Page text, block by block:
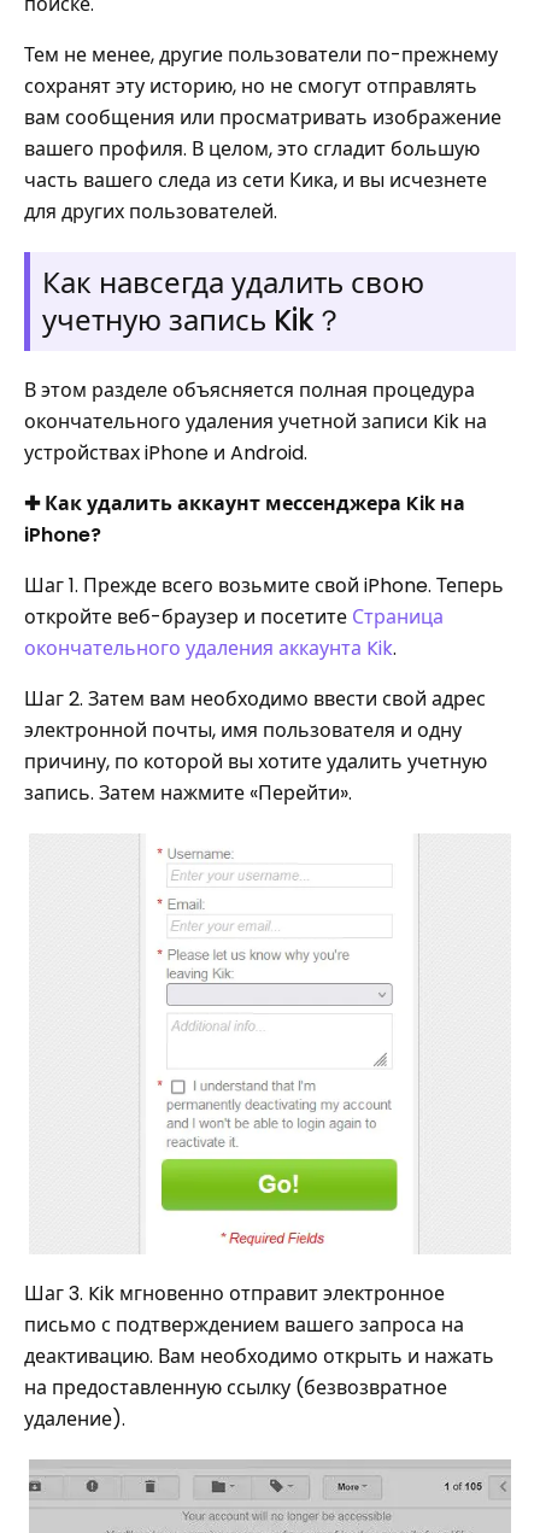
Тем не менее, другие пользователи по-прежнему
сохранят эту историю, но не смогут отправлять
вам сообщения или просматривать изображение
вашего профиля. В целом, это сгладит большую
часть вашего следа из сети Кика, и вы исчезнете
для других пользователей.
Как навсегда удалить свою
учетную запись Kik？
В этом разделе объясняется полная процедура
окончательного удаления учетной записи Kik на
устройствах iPhone и Android.
✚ Как удалить аккаунт мессенджера Kik на
iPhone?
Шаг 1. Прежде всего возьмите свой iPhone. Теперь
откройте веб-браузер и посетите Страница
окончательного удаления аккаунта Kik.
Шаг 2. Затем вам необходимо ввести свой адрес
электронной почты, имя пользователя и одну
причину, по которой вы хотите удалить учетную
запись. Затем нажмите «Перейти».
Шаг 3. Kik мгновенно отправит электронное
письмо с подтверждением вашего запроса на
деактивацию. Вам необходимо открыть и нажать
на предоставленную ссылку (безвозвратное
удаление).